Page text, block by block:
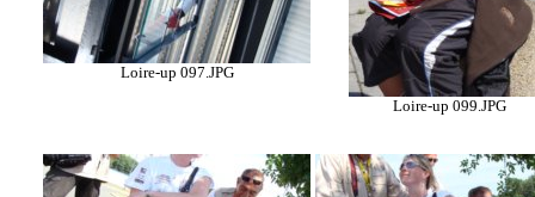
Loire-up 097.JPG
Loire-up 099.JPG